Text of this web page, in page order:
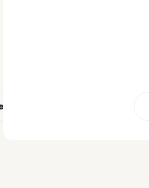
locatie